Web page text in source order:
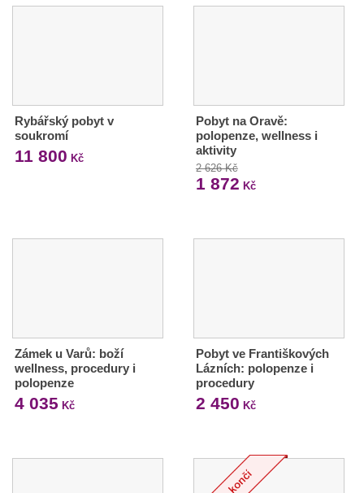
Rybářský pobyt v
soukromí
11 800 Kč
Pobyt na Oravě:
polopenze, wellness i
aktivity
2 626 Kč
1 872 Kč
Zámek u Varů: boží
wellness, procedury i
polopenze
4 035 Kč
Pobyt ve Františkových
Lázních: polopenze i
procedury
2 450 Kč